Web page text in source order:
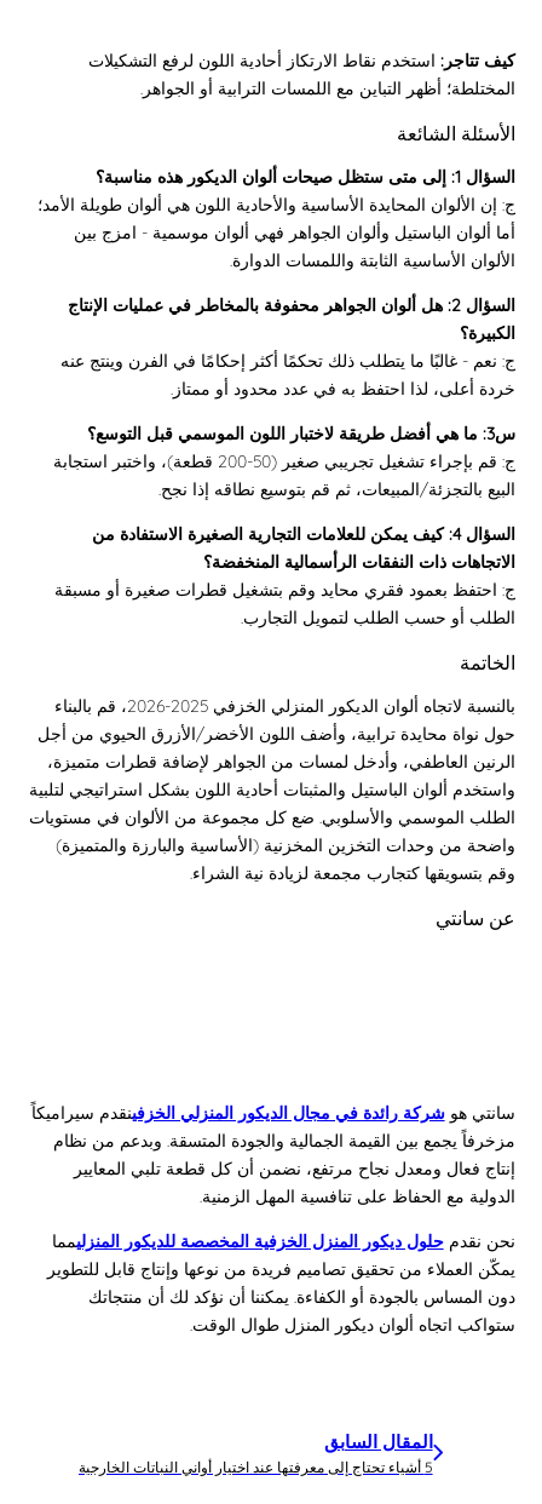
كيف تتاجر: استخدم نقاط الارتكاز أحادية اللون لرفع التشكيلات
المختلطة؛ أظهر التباين مع اللمسات الترابية أو الجواهر.
الأسئلة الشائعة
السؤال 1: إلى متى ستظل صيحات ألوان الديكور هذه مناسبة؟
ج: إن الألوان المحايدة الأساسية والأحادية اللون هي ألوان طويلة الأمد؛
أما ألوان الباستيل وألوان الجواهر فهي ألوان موسمية - امزج بين
الألوان الأساسية الثابتة واللمسات الدوارة.
السؤال 2: هل ألوان الجواهر محفوفة بالمخاطر في عمليات الإنتاج
الكبيرة؟
ج: نعم - غالبًا ما يتطلب ذلك تحكمًا أكثر إحكامًا في الفرن وينتج عنه
خردة أعلى، لذا احتفظ به في عدد محدود أو ممتاز.
س3: ما هي أفضل طريقة لاختبار اللون الموسمي قبل التوسع؟
ج: قم بإجراء تشغيل تجريبي صغير (50-200 قطعة)، واختبر استجابة
البيع بالتجزئة/المبيعات، ثم قم بتوسيع نطاقه إذا نجح.
السؤال 4: كيف يمكن للعلامات التجارية الصغيرة الاستفادة من
الاتجاهات ذات النفقات الرأسمالية المنخفضة؟
ج: احتفظ بعمود فقري محايد وقم بتشغيل قطرات صغيرة أو مسبقة
الطلب أو حسب الطلب لتمويل التجارب.
الخاتمة
بالنسبة لاتجاه ألوان الديكور المنزلي الخزفي 2025-2026، قم بالبناء
حول نواة محايدة ترابية، وأضف اللون الأخضر/الأزرق الحيوي من أجل
الرنين العاطفي، وأدخل لمسات من الجواهر لإضافة قطرات متميزة،
واستخدم ألوان الباستيل والمثبتات أحادية اللون بشكل استراتيجي لتلبية
الطلب الموسمي والأسلوبي. ضع كل مجموعة من الألوان في مستويات
واضحة من وحدات التخزين المخزنية (الأساسية والبارزة والمتميزة)
وقم بتسويقها كتجارب مجمعة لزيادة نية الشراء.
عن سانتي
سانتي هوشركة رائدة في مجال الديكور المنزلي الخزفينقدم سيراميكاً
مزخرفاً يجمع بين القيمة الجمالية والجودة المتسقة. وبدعم من نظام
إنتاج فعال ومعدل نجاح مرتفع، نضمن أن كل قطعة تلبي المعايير
الدولية مع الحفاظ على تنافسية المهل الزمنية.
نحن نقدمحلول ديكور المنزل الخزفية المخصصة للديكور المنزليمما
يمكّن العملاء من تحقيق تصاميم فريدة من نوعها وإنتاج قابل للتطوير
دون المساس بالجودة أو الكفاءة. يمكننا أن نؤكد لك أن منتجاتك
ستواكب اتجاه ألوان ديكور المنزل طوال الوقت.
المقال السابق
5 أشياء تحتاج إلى معرفتها عند اختيار أواني النباتات الخارجية